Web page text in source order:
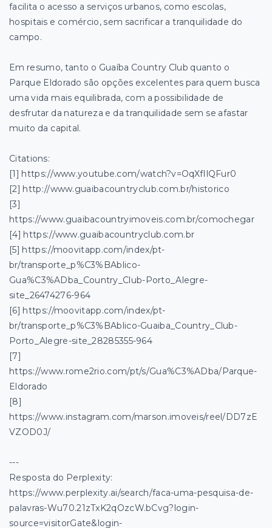
facilita o acesso a serviços urbanos, como escolas,
hospitais e comércio, sem sacrificar a tranquilidade do
campo.
Em resumo, tanto o Guaíba Country Club quanto o
Parque Eldorado são opções excelentes para quem busca
uma vida mais equilibrada, com a possibilidade de
desfrutar da natureza e da tranquilidade sem se afastar
muito da capital.
Citations:
[1] https://www.youtube.com/watch?v=OqXfIlQFur0
[2] http://www.guaibacountryclub.com.br/historico
[3]
https://www.guaibacountryimoveis.com.br/comochegar
[4] https://www.guaibacountryclub.com.br
[5] https://moovitapp.com/index/pt-
br/transporte_p%C3%BAblico-
Gua%C3%ADba_Country_Club-Porto_Alegre-
site_26474276-964
[6] https://moovitapp.com/index/pt-
br/transporte_p%C3%BAblico-Guaiba_Country_Club-
Porto_Alegre-site_28285355-964
[7]
https://www.rome2rio.com/pt/s/Gua%C3%ADba/Parque-
Eldorado
[8]
https://www.instagram.com/marson.imoveis/reel/DD7zE
VZOD0J/
---
Resposta do Perplexity:
https://www.perplexity.ai/search/faca-uma-pesquisa-de-
palavras-Wu70.21zTxK2qOzcW.bCvg?login-
source=visitorGate&login-